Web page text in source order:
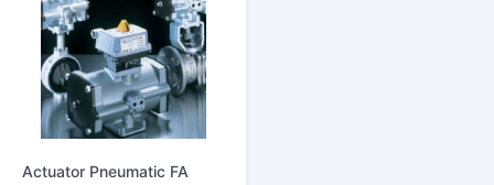
Actuator Pneumatic FA